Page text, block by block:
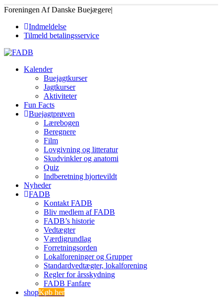
Foreningen Af Danske Buejægere|
Indmeldelse
Tilmeld betalingsservice
Kalender
Buejagtkurser
Jagtkurser
Aktiviteter
Fun Facts
Buejagtprøven
Lærebogen
Beregnere
Film
Lovgivning og litteratur
Skudvinkler og anatomi
Quiz
Indberetning hjortevildt
Nyheder
FADB
Kontakt FADB
Bliv medlem af FADB
FADB’s historie
Vedtægter
Værdigrundlag
Forretningsorden
Lokalforeninger og Grupper
Standardvedtægter, lokalforening
Regler for årsskydning
FADB Fanfare
shopKøb her